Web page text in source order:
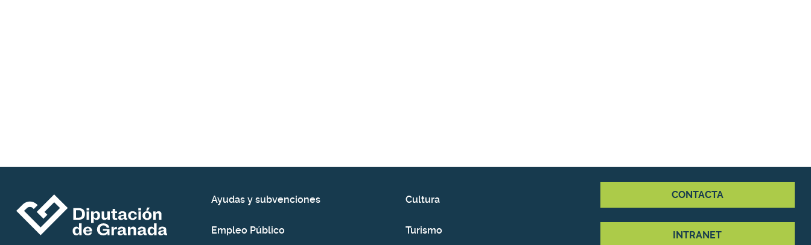
Ayudas y subvenciones
Empleo Público
Cultura
Turismo
CONTACTA
INTRANET